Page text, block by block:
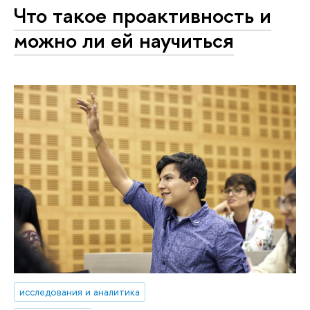
Что такое проактивность и
можно ли ей научиться
исследования и аналитика